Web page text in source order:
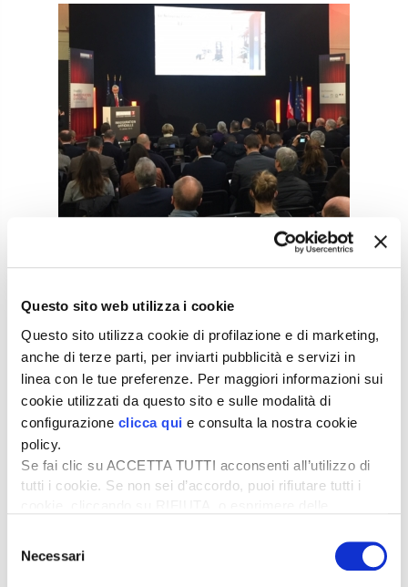
Questo sito web utilizza i cookie
Questo sito utilizza cookie di profilazione e di marketing,
anche di terze parti, per inviarti pubblicità e servizi in
linea con le tue preferenze. Per maggiori informazioni sui
cookie utilizzati da questo sito e sulle modalità di
configurazione clicca qui e consulta la nostra cookie
policy.
Se fai clic su ACCETTA TUTTI acconsenti all’utilizzo di
tutti i cookie. Se non sei d’accordo, puoi rifiutare tutti i
desideri accettare e cliccando ACCETTA SELEZIONATI.
delNecessari